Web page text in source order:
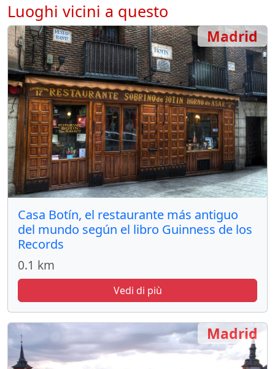
Luoghi vicini a questo
Casa Botín, el restaurante más antiguo
del mundo según el libro Guinness de los
Records
0.1 km
Vedi di più
Madrid
Madrid